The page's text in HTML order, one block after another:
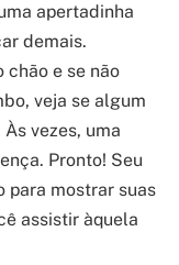
apertadinha
demais.
chão e se não
veja se algum
vezes, uma
Pronto! Seu
para mostrar suas
assistir àquela